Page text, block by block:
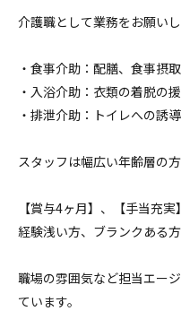
介護職として業務をお願いし
・食事介助：配膳、食事摂
・入浴介助：衣類の着脱の
・排泄介助：トイレへの誘
スタッフは幅広い年齢層の
【賞与4ヶ月】、【手当充
経験浅い方、ブランクある
職場の雰囲気など担当エー
ています。